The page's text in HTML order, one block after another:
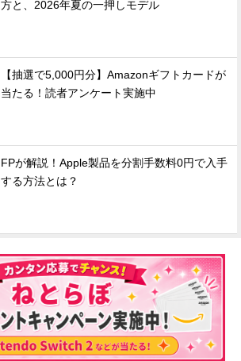
方と、2026年夏の一押しモデル
【抽選で5,000円分】Amazonギフトカードが
当たる！読者アンケート実施中
FPが解説！Apple製品を分割手数料0円で入手
する方法とは？